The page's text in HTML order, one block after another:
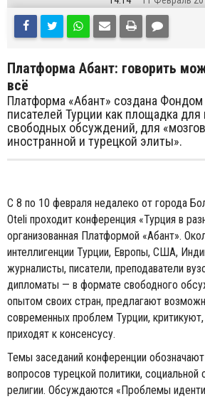
Платформа Абант: говорить
всё
Платформа «Абант» создана
писателей Турции как площадка для
свободных обсуждений, для
иностранной и турецкой элиты».
С 8 по 10 февраля недалеко от города
Oteli проходит конференция «Турция в
организованная Платформой «Абант».
интеллигенции Турции, Европы, США,
журналисты, писатели, преподаватели
дипломаты — в формате свободного
опытом своих стран, предлагают
современных проблем Турции,
приходят к консенсусу.
Темы заседаний конференции
вопросов турецкой политики,
религии. Обсуждаются «Проблемы